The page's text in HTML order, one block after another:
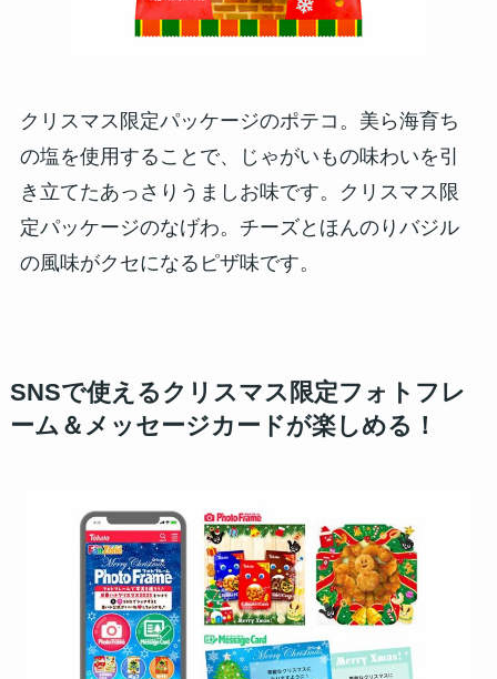
クリスマス限定パッケージのポテコ。美ら海育ち
の塩を使用することで、じゃがいもの味わいを引
き立てたあっさりうましお味です。クリスマス限
定パッケージのなげわ。チーズとほんのりバジル
の風味がクセになるピザ味です。
SNSで使えるクリスマス限定フォトフレ
ーム＆メッセージカードが楽しめる！